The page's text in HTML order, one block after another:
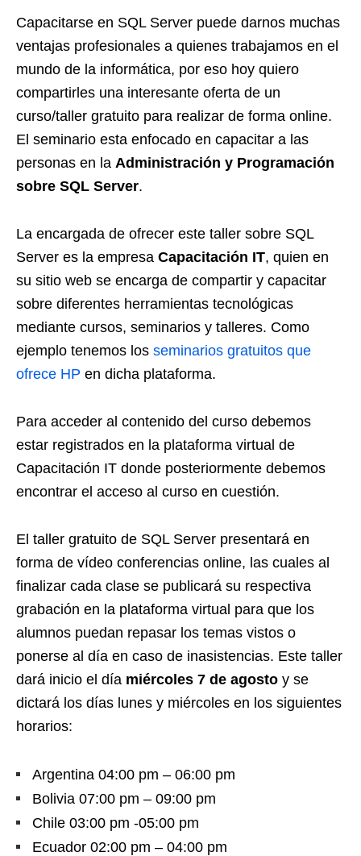
Capacitarse en SQL Server puede darnos muchas
ventajas profesionales a quienes trabajamos en el
mundo de la informática, por eso hoy quiero
compartirles una interesante oferta de un
curso/taller gratuito para realizar de forma online.
El seminario esta enfocado en capacitar a las
personas en la Administración y Programación
sobre SQL Server.
La encargada de ofrecer este taller sobre SQL
Server es la empresa Capacitación IT, quien en
su sitio web se encarga de compartir y capacitar
sobre diferentes herramientas tecnológicas
mediante cursos, seminarios y talleres. Como
ejemplo tenemos los seminarios gratuitos que
ofrece HP en dicha plataforma.
Para acceder al contenido del curso debemos
estar registrados en la plataforma virtual de
Capacitación IT donde posteriormente debemos
encontrar el acceso al curso en cuestión.
El taller gratuito de SQL Server presentará en
forma de vídeo conferencias online, las cuales al
finalizar cada clase se publicará su respectiva
grabación en la plataforma virtual para que los
alumnos puedan repasar los temas vistos o
ponerse al día en caso de inasistencias. Este taller
dará inicio el día miércoles 7 de agosto y se
dictará los días lunes y miércoles en los siguientes
horarios:
Argentina 04:00 pm – 06:00 pm
Bolivia 07:00 pm – 09:00 pm
Chile 03:00 pm -05:00 pm
Ecuador 02:00 pm – 04:00 pm